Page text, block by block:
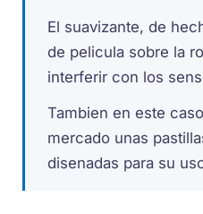
El suavizante, de
de pelicula sobre la
interferir con los
Tambien en este
mercado unas
disenadas para su